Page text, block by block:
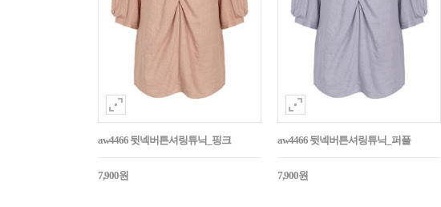
aw4466 뒷넥버튼셔링튜닉_핑크
7,900원
aw4466 뒷넥버튼셔링튜닉_퍼플
7,900원